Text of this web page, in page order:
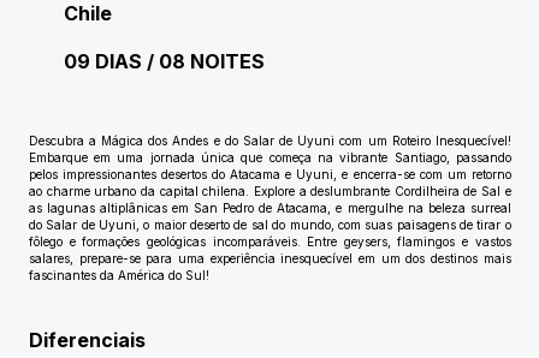
Chile
09 DIAS / 08 NOITES
Descubra a Mágica dos Andes e do Salar de Uyuni com um Roteiro Inesquecível!
Embarque em uma jornada única que começa na vibrante Santiago, passando
pelos impressionantes desertos do Atacama e Uyuni, e encerra-se com um retorno
ao charme urbano da capital chilena. Explore a deslumbrante Cordilheira de Sal e
as lagunas altiplânicas em San Pedro de Atacama, e mergulhe na beleza surreal
do Salar de Uyuni, o maior deserto de sal do mundo, com suas paisagens de tirar o
fôlego e formações geológicas incomparáveis. Entre geysers, flamingos e vastos
salares, prepare-se para uma experiência inesquecível em um dos destinos mais
fascinantes da América do Sul!
Diferenciais